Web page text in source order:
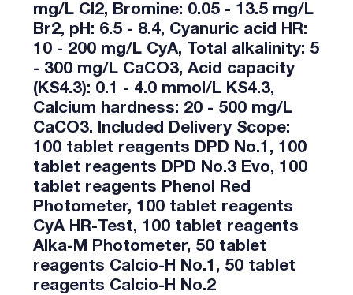
mg/L Cl2, Bromine: 0.05 - 13.5 mg/L
Br2, pH: 6.5 - 8.4, Cyanuric acid HR:
10 - 200 mg/L CyA, Total alkalinity: 5
- 300 mg/L CaCO3, Acid capacity
(KS4.3): 0.1 - 4.0 mmol/L KS4.3,
Calcium hardness: 20 - 500 mg/L
CaCO3. Included Delivery Scope:
100 tablet reagents DPD No.1, 100
tablet reagents DPD No.3 Evo, 100
tablet reagents Phenol Red
Photometer, 100 tablet reagents
CyA HR-Test, 100 tablet reagents
Alka-M Photometer, 50 tablet
reagents Calcio-H No.1, 50 tablet
reagents Calcio-H No.2